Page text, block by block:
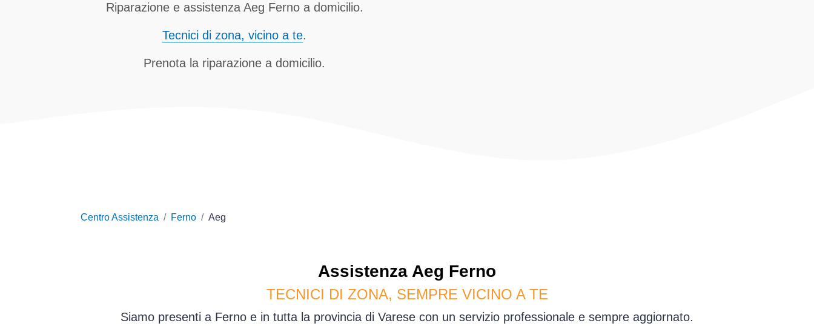
Riparazione e assistenza Aeg Ferno a domicilio.
Tecnici di zona, vicino a te.
Prenota la riparazione a domicilio.
Centro Assistenza Ferno Aeg
Assistenza Aeg Ferno
TECNICI DI ZONA, SEMPRE VICINO A TE
Siamo presenti a Ferno e in tutta la provincia di Varese con un servizio professionale e sempre aggiornato.